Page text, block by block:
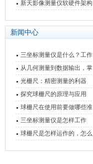
从开机到出报告，新手也能
新天影像测量仪软硬件架构
新闻中心
三坐标测量仪是什么？工作
原理、分类与核心功能一次
讲清
从几何测量到数据输出，掌
握万濠影像测量仪的六大核
心能力
光栅尺：精密测量的利器
探究球栅尺的原理与应用
球栅尺在使用前要做哪些准
备工作？
三坐标测量仪是怎样工作
的，功能有什么优势？
球栅尺是怎样运作的，怎么